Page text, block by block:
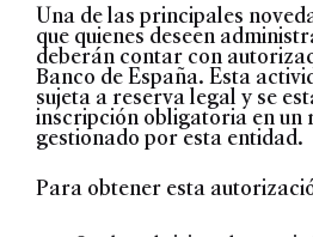
Una de las principales
que quienes deseen
deberán contar con
Banco de España. Esta
sujeta a reserva legal y se
inscripción obligatoria en un
gestionado por esta entidad.
Para obtener esta